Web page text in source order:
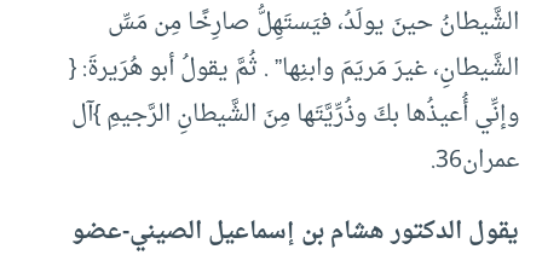
الشَّيطانُ حينَ يولَدُ، فيَستَهِلُّ صارِخًا مِن مَسِّ
الشَّيطانِ، غيرَ مَريَمَ وابنِها” . ثُمَّ يقولُ أبو هُرَيرةَ: {
وإنِّي أُعيذُها بكَ وذُرِّيَّتَها مِنَ الشَّيطانِ الرَّجيمِ }آل
عمران36.
يقول الدكتور هشام بن إسماعيل الصيني-عضو